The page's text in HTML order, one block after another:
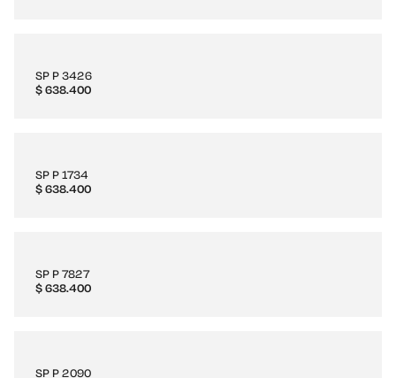
SP P 3426
$638.400
SP P 1734
$638.400
SP P 7827
$638.400
SP P 2090